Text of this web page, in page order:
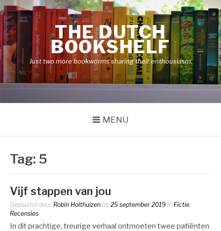
Naar
de
inhoud
springen
THE DUTCH
BOOKSHELF
Just two more bookworms sharing their enthousiasm.
MENU
Tag: 5
Vijf stappen van jou
Geplaatst door Robin Holthuizen op 25 september 2019 in Fictie,
Recensies
In dit prachtige, treurige verhaal ontmoeten twee patiënten